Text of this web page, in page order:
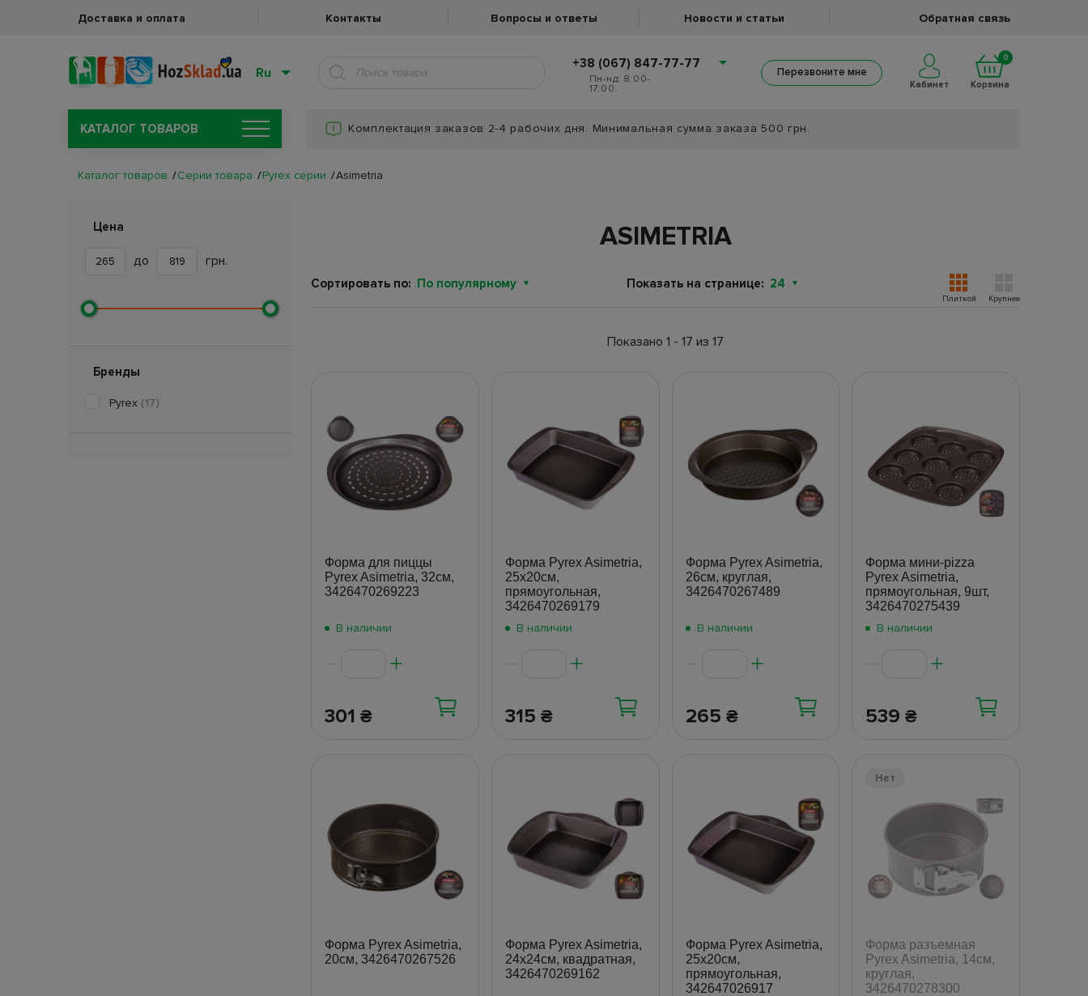
Доставка и оплата Контакты Вопросы и ответы Новости и статьи Обратная связь
Ru
+38 (067) 847-77-77
Пн-нд: 8:00-
17:00.
Перезвоните мне
Кабинет
0
Корзина
КАТАЛОГ ТОВАРОВ Комплектация заказов 2-4 рабочих дня. Минимальная сумма заказа 500 грн.
Каталог товаров Серии товара Pyrex серии Asimetria
Цена
до грн.
Бренды
Pyrex (17)
ASIMETRIA
Сортировать по: По популярному Показать на странице: 24
Плиткой Крупнее
Показано 1 - 17 из 17
Форма для пиццы
Pyrex Asimetria, 32см,
3426470269223
В наличии
301 ₴
Форма Pyrex Asimetria,
25x20см,
прямоугольная,
3426470269179
В наличии
315 ₴
Форма Pyrex Asimetria,
26см, круглая,
3426470267489
В наличии
265 ₴
Форма мини-pizza
Pyrex Asimetria,
прямоугольная, 9шт,
3426470275439
В наличии
539₴
Форма Pyrex Asimetria,
20см, 3426470267526
Форма Pyrex Asimetria,
24x24см, квадратная,
3426470269162
Форма Pyrex Asimetria,
25x20см,
прямоугольная,
342647026917
Нет
Форма разъемная
Pyrex Asimetria, 14см,
круглая,
3426470278300